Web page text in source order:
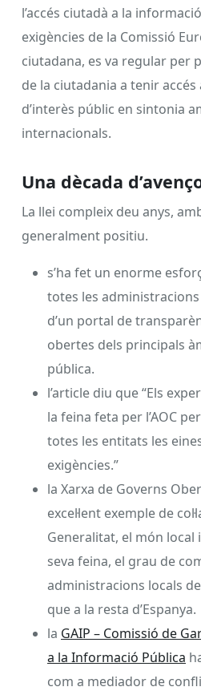
l’accés ciutadà a la
exigències de la Comissió
ciutadana, es va regular per
de la ciutadania a tenir
d’interès públic en sintonia
internacionals.
Una dècada
La llei compleix deu anys,
generalment positiu.
s’ha fet un enorme
totes les
d’un portal de
obertes dels principals
pública.
l’article diu que “Els
la feina feta per l’AOC
totes les entitats les
exigències.”
la Xarxa de Governs
excel·lent exemple de
Generalitat, el món local i
seva feina, el grau de
administracions locals
que a la resta d’Espanya.
la GAIP – Comissió de
a la Informació Pública
com a mediador de